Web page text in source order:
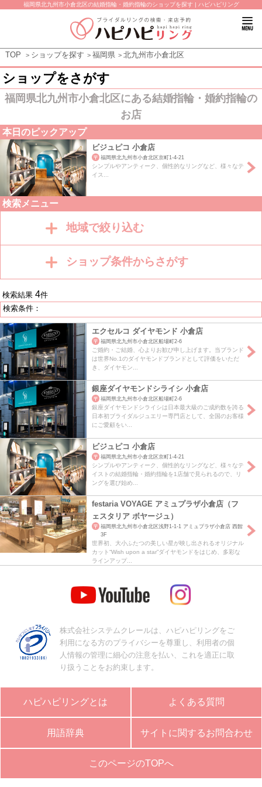
福岡県北九州市小倉北区の結婚指輪・婚約指輪のショップを探す | ハピハピリング
TOP ショップを探す 福岡県 北九州市小倉北区
ショップをさがす
福岡県北九州市小倉北区にある結婚指輪・婚約指輪の
お店
本日のピックアップ
ビジュピコ 小倉店
福岡県北九州市小倉北区京町1-4-21
シンプルやアンティーク、個性的なリングなど、様々なテ
イス...
検索メニュー
地域で絞り込む
ショップ条件からさがす
検索結果4件
検索条件：
エクセルコ ダイヤモンド 小倉店
福岡県北九州市小倉北区船場町2-6
ご婚約・ご結婚、心よりお歓び申し上げます。当ブランド
は世界No.1のダイヤモンドブランドとして評価をいただ
き、ダイヤモン...
銀座ダイヤモンドシライシ 小倉店
福岡県北九州市小倉北区船場町2-6
銀座ダイヤモンドシライシは日本最大級のご成約数を誇る
日本初ブライダルジュエリー専門店として、全国のお客様
にご愛顧をい...
ビジュピコ 小倉店
福岡県北九州市小倉北区京町1-4-21
シンプルやアンティーク、個性的なリングなど、様々なテ
イストの結婚指輪・婚約指輪を1店舗で見られるので、リ
ングを選び始め...
festaria VOYAGE アミュプラザ小倉店（フ
ェスタリア ボヤージュ）
福岡県北九州市小倉北区浅野1-1-1 アミュプラザ小倉店 西館
3F
世界初、大小ふたつの美しい星が映し出されるオリジナル
カット“Wish upon a star”ダイヤモンドをはじめ、多彩な
ラインアップ...
株式会社システムクレールは、ハピハピリングをご
利用になる方のプライバシーを尊重し、利用者の個
人情報の管理に細心の注意を払い、これを適正に取
り扱うことをお約束します。
ハピハピリングとは よくある質問
用語辞典 サイトに関するお問合わせ
このページのTOPへ